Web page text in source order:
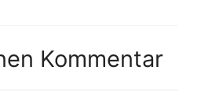
Kommentar